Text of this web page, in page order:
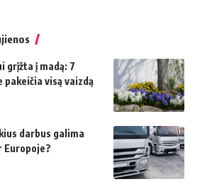
grįžta į madą: 7
visą vaizdą
darbus galima